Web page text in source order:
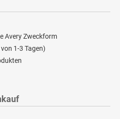
Avery Zweckform
1-3 Tagen)